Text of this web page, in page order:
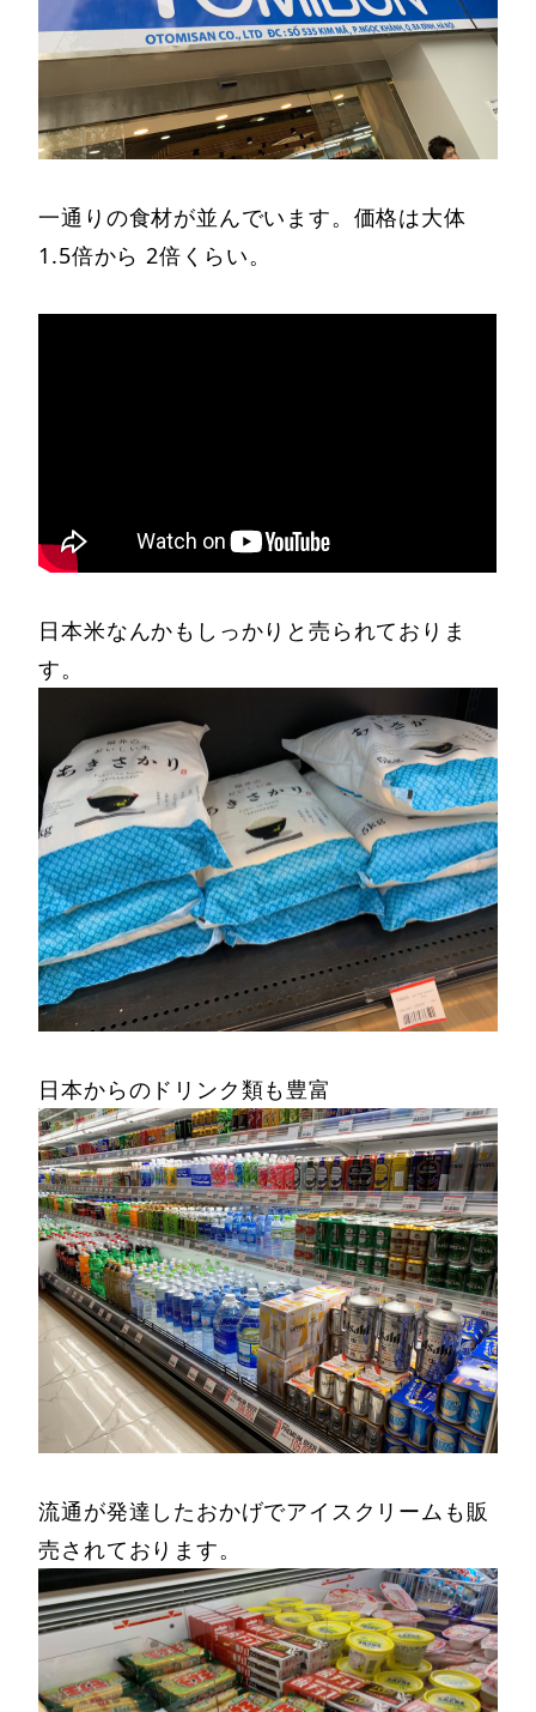
一通りの食材が並んでいます。価格は大体
1.5倍から 2倍くらい。
日本米なんかもしっかりと売られておりま
す。
日本からのドリンク類も豊富
流通が発達したおかげでアイスクリームも販
売されております。